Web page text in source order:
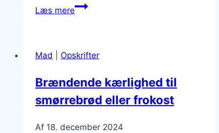
Læs mereBrændende
Farverigt
velsmagende
Mad Opskrifter
Brændende kærlighed til
smørrebrød eller frokost
Af 18. december 2024